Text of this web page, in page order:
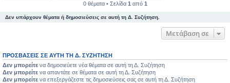
0 θέματα • Σελίδα 1 από 1
Δεν υπάρχουν θέματα ή δημοσιεύσεις σε αυτή τη Δ. Συζήτηση.
Μετάβαση σε
ΠΡΟΣΒΆΣΕΙΣ ΣΕ ΑΥΤΉ ΤΗ Δ. ΣΥΖΉΤΗΣΗ
Δεν μπορείτε να δημοσιεύετε νέα θέματα σε αυτή τη Δ. Συζήτηση
Δεν μπορείτε να απαντάτε σε θέματα σε αυτή τη Δ. Συζήτηση
Δεν μπορείτε να επεξεργάζεστε τις δημοσιεύσεις σας σε αυτή τη Δ. Συζήτηση